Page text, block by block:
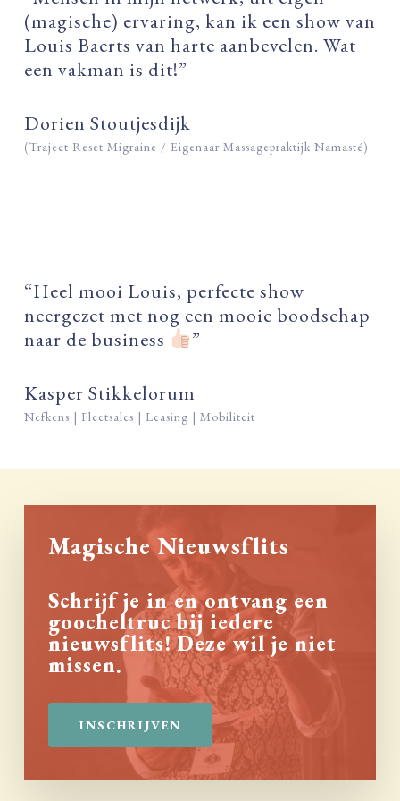
(magische) ervaring, kan ik een show van
Louis Baerts van harte aanbevelen. Wat
een vakman is dit!”
Dorien Stoutjesdijk
(Traject Reset Migraine / Eigenaar Massagepraktijk Namasté)
“Heel mooi Louis, perfecte show
neergezet met nog een mooie boodschap
naar de business
”
Kasper Stikkelorum
Nefkens | Fleetsales | Leasing | Mobiliteit
Magische Nieuwsflits
Schrijf je in en ontvang een
goocheltruc bij iedere
nieuwsflits! Deze wil je niet
missen.
INSCHRIJVEN